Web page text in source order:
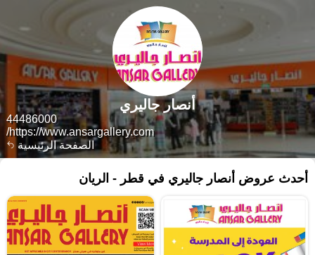
الصفحة الرئيسية
44486000
https://www.ansargallery.com/
أنصار جاليري
أحدث عروض أنصار جاليري في قطر - الريان